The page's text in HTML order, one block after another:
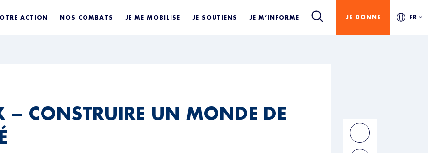
ACTION NOS COMBATS JE ME MOBILISE JE SOUTIENS JE M’INFORME JE DONNE FR
– CONSTRUIRE UN MONDE DE